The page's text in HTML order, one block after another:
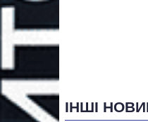
ІНШІ